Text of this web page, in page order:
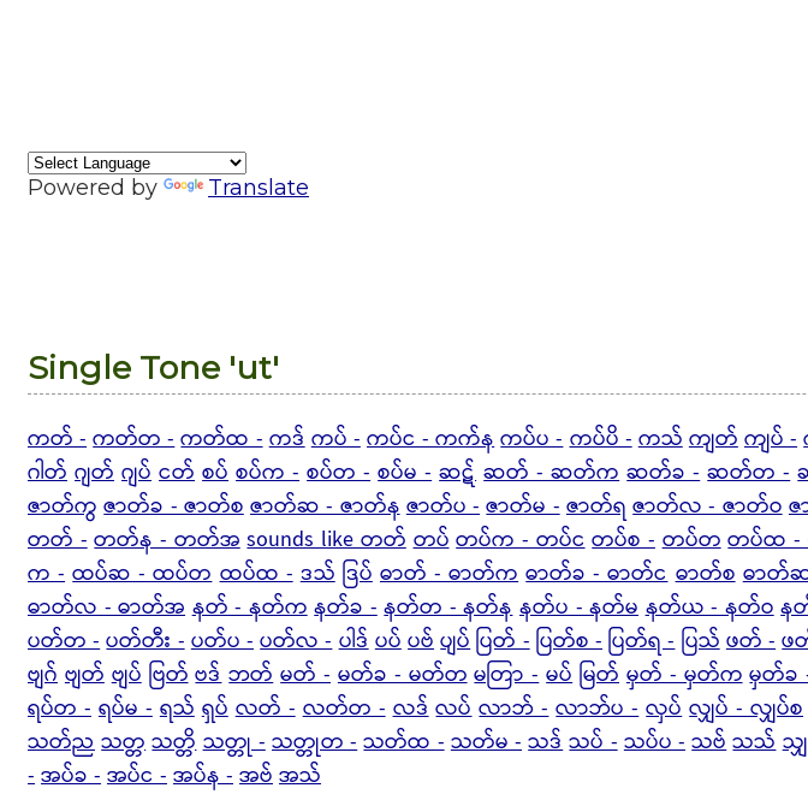
Powered by Translate
Single Tone 'ut'
ကတ် -ကတ်တ -ကတ်ထ -ကဒ်ကပ် -ကပ်င - ကက်နကပ်ပ -ကပ်ပိ -ကသ်ကျတ်ကျပ် -
ဂါတ် ဂျတ် ဂျပ် ငတ် စပ် စပ်က - စပ်တ - စပ်မ - ဆဋ် ဆတ် - ဆတ်က ဆတ်ခ - ဆတ်တ -
ဇာတ်ကွ ဇာတ်ခ - ဇာတ်စဇာတ်ဆ - ဇာတ်နဇာတ်ပ -ဇာတ်မ -ဇာတ်ရ ဇာတ်လ - ဇာတ်ဝ
တတ် - တတ်န - တတ်အ sounds like တတ် တပ် တပ်က - တပ်င တပ်စ - တပ်တ တပ်ထ -
က - ထပ်ဆ - ထပ်တ ထပ်ထ - ဒသ် ဒြပ် ဓာတ် - ဓာတ်က ဓာတ်ခ - ဓာတ်င ဓာတ်စ ဓာတ်
ဓာတ်လ - ဓာတ်အ နတ် - နတ်ကနတ်ခ -နတ်တ - နတ်နနတ်ပ - နတ်မနတ်ယ - နတ်ဝန
ပတ်တ -ပတ်တီး -ပတ်ပ -ပတ်လ -ပါဒ်ပပ်ပဗ်ပျပ်ပြတ် -ပြတ်စ -ပြတ်ရ -ပြသ်ဖတ် -ဖ
ဗျဂ် ဗျတ် ဗျပ် ဗြတ် ဗဒ် ဘတ် မတ် - မတ်ခ - မတ်တ မတြာ - မပ် မြတ် မှတ် - မှတ်က မှတ်ခ
ရပ်တ - ရပ်မ - ရသ် ရှပ် လတ် - လတ်တ - လဒ် လပ် လာဘ် - လာဘ်ပ - လှပ် လျှပ် - လျှပ်စ
သတ်ညသတ္တသတ္တိသတ္တု -သတ္တုတ -သတ်ထ -သတ်မ -သဒ်သပ် -သပ်ပ -သဗ်သသ်သ
-အပ်ခ -အပ်င -အပ်န -အဗ်အသ်